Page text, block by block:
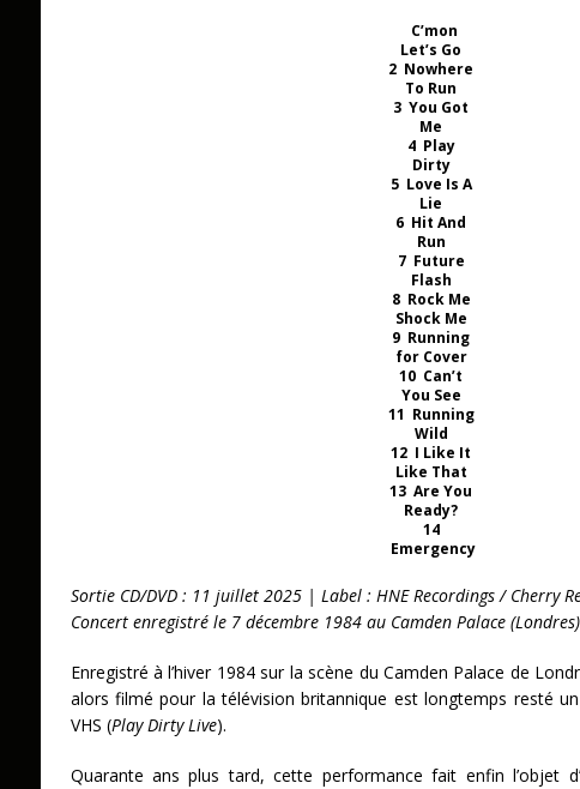
C’mon
Let’s Go
2 Nowhere
To Run
3 You Got
Me
4 Play
Dirty
5 Love Is A
Lie
6 Hit And
Run
7 Future
Flash
8 Rock Me
Shock Me
9 Running
for Cover
10 Can’t
You See
11 Running
Wild
12 I Like It
Like That
13 Are You
Ready?
14
Emergency
Sortie CD/DVD : 11 juillet 2025 | Label : HNE Recordings / Cherry
Concert enregistré le 7 décembre 1984 au Camden Palace (Londres)
Enregistré à l’hiver 1984 sur la scène du Camden Palace de
alors filmé pour la télévision britannique est longtemps resté
VHS (Play Dirty Live).
Quarante ans plus tard, cette performance fait enfin l’objet